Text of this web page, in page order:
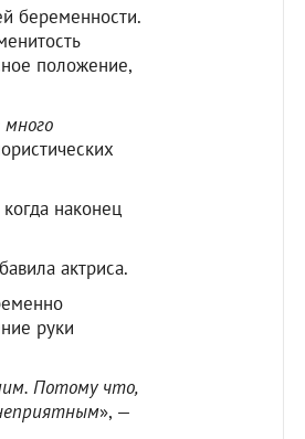
беременности.
положение,
наконец
актриса.
руки
Потому что,
», —